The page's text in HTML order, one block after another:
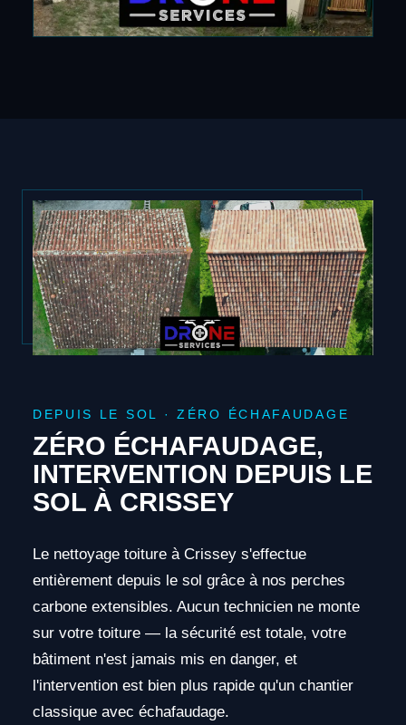
DEPUIS LE SOL · ZÉRO ÉCHAFAUDAGE
ZÉRO ÉCHAFAUDAGE,
INTERVENTION DEPUIS LE
SOL À CRISSEY
Le nettoyage toiture à Crissey s'effectue
entièrement depuis le sol grâce à nos perches
carbone extensibles. Aucun technicien ne monte
sur votre toiture — la sécurité est totale, votre
bâtiment n'est jamais mis en danger, et
l'intervention est bien plus rapide qu'un chantier
classique avec échafaudage.